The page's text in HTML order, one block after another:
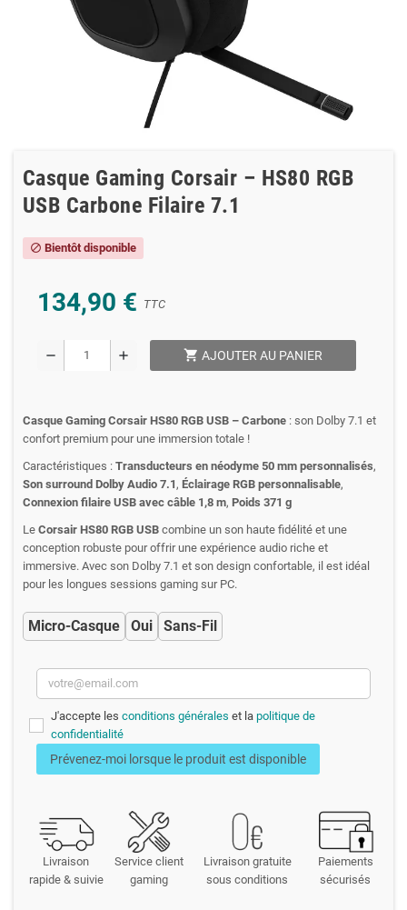
Casque Gaming Corsair – HS80 RGB
USB Carbone Filaire 7.1
block Bientôt disponible
134,90 € TTC
remove add shopping_cart AJOUTER AU PANIER
Casque Gaming Corsair HS80 RGB USB – Carbone : son Dolby 7.1 et
confort premium pour une immersion totale !
Caractéristiques : Transducteurs en néodyme 50 mm personnalisés,
Son surround Dolby Audio 7.1 , Éclairage RGB personnalisable,
Connexion filaire USB avec câble 1,8 m, Poids 371 g
Le Corsair HS80 RGB USB combine un son haute fidélité et une
conception robuste pour offrir une expérience audio riche et
immersive. Avec son Dolby 7.1 et son design confortable, il est idéal
pour les longues sessions gaming sur PC.
Micro-Casque Oui Sans-Fil
J'accepte les conditions générales et la politique de
confidentialité
Prévenez-moi lorsque le produit est disponible
Livraison
rapide & suivie
Service client
gaming
Livraison gratuite
sous conditions
Paiements
sécurisés